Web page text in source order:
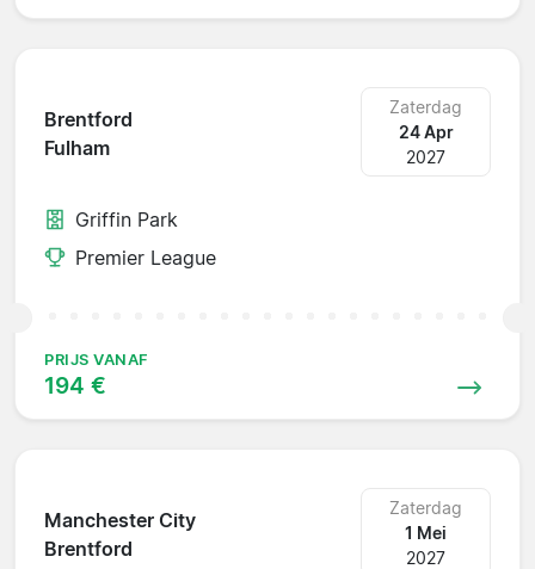
Brentford
Fulham
Zaterdag
24 Apr
2027
Griffin Park
Premier League
PRIJS VANAF
194 €
Manchester City
Brentford
Zaterdag
1 Mei
2027